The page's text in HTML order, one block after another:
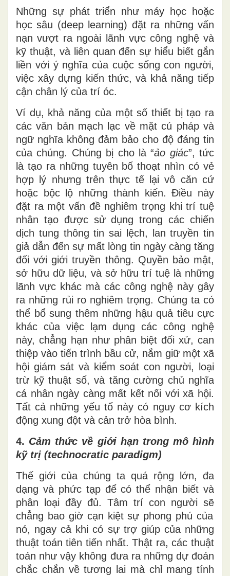
Những sự phát triển như máy học hoặc
học sâu (deep learning) đặt ra những vấn
nạn vượt ra ngoài lãnh vực công nghệ và
kỹ thuật, và liên quan đến sự hiểu biết gắn
liền với ý nghĩa của cuộc sống con người,
việc xây dựng kiến thức, và khả năng tiếp
cận chân lý của trí óc.
Ví dụ, khả năng của một số thiết bị tạo ra
các văn bản mạch lạc về mặt cú pháp và
ngữ nghĩa không đảm bảo cho độ đáng tin
của chúng. Chúng bị cho là “ảo giác”, tức
là tạo ra những tuyên bố thoạt nhìn có vẻ
hợp lý nhưng trên thực tế lại vô căn cứ
hoặc bộc lộ những thành kiến. Điều này
đặt ra một vấn đề nghiêm trọng khi trí tuệ
nhân tạo được sử dụng trong các chiến
dịch tung thông tin sai lệch, lan truyền tin
giả dẫn đến sự mất lòng tin ngày càng tăng
đối với giới truyền thông. Quyền bảo mật,
sở hữu dữ liệu, và sở hữu trí tuệ là những
lãnh vực khác mà các công nghệ này gây
ra những rủi ro nghiêm trọng. Chúng ta có
thể bổ sung thêm những hậu quả tiêu cực
khác của việc lạm dụng các công nghệ
này, chẳng hạn như phân biệt đối xử, can
thiệp vào tiến trình bầu cử, nắm giữ một xã
hội giám sát và kiểm soát con người, loại
trừ kỹ thuật số, và tăng cường chủ nghĩa
cá nhân ngày càng mất kết nối với xã hội.
Tất cả những yếu tố này có nguy cơ kích
động xung đột và cản trở hòa bình.
4. Cảm thức về giới hạn trong mô hình
kỹ trị (technocratic paradigm)
Thế giới của chúng ta quá rộng lớn, đa
dạng và phức tạp để có thể nhận biết và
phân loại đầy đủ. Tâm trí con người sẽ
chẳng bao giờ cạn kiệt sự phong phú của
nó, ngay cả khi có sự trợ giúp của những
thuật toán tiên tiến nhất. Thật ra, các thuật
toán như vậy không đưa ra những dự đoán
chắc chắn về tương lai mà chỉ mang tính